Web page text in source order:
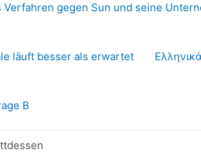
gegen Sun und seine
läuft besser als erwartet
B